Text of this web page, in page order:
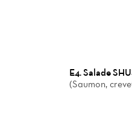
E4. Salade
(Saumon,